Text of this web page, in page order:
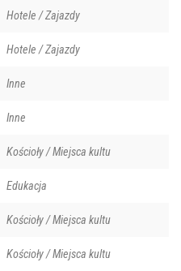
Hotele / Zajazdy
Hotele / Zajazdy
Inne
Inne
Kościoły / Miejsca kultu
Edukacja
Kościoły / Miejsca kultu
Kościoły / Miejsca kultu